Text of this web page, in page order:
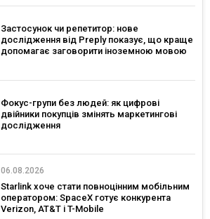
Застосунок чи репетитор: нове
дослідження від Preply показує, що краще
допомагає заговорити іноземною мовою
Фокус-групи без людей: як цифрові
двійники покупців змінять маркетингові
дослідження
06.08.2026
Starlink хоче стати повноцінним мобільним
оператором: SpaceX готує конкурента
Verizon, AT&T і T-Mobile